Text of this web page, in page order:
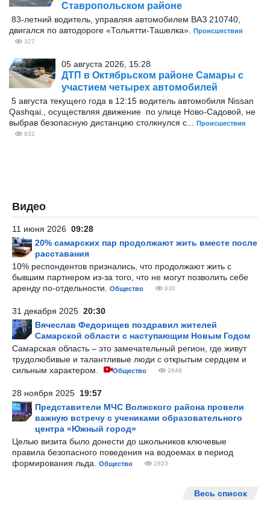
Ставропольском районе
83-летний водитель, управляя автомобилем ВАЗ 210740,
двигался по автодороге «Тольятти-Ташелка».
Происшествия
327
05 августа 2026, 15:28
ДТП в Октябрьском районе Самары с
участием четырех автомобилей
5 августа текущего года в 12:15 водитель автомобиля Nissan
Qashqai., осуществляя движение по улице Ново-Садовой, не
выбрав безопасную дистанцию столкнулся с...
Происшествия
832
Видео
11 июня 2026 09:28
20% самарских пар продолжают жить вместе после
расставания
10% респондентов признались, что продолжают жить с
бывшим партнером из-за того, что не могут позволить себе
аренду по-отдельности.
Общество 830
31 декабря 2025 20:30
Вячеслав Федорищев поздравил жителей
Самарской области с наступающим Новым Годом
Самарская область – это замечательный регион, где живут
трудолюбивые и талантливые люди с открытым сердцем и
сильным характером.
Общество 2649
28 ноября 2025 19:57
Представители МЧС Волжского района провели
важную встречу с учениками образовательного
центра «Южный город»
Целью визита было донести до школьников ключевые
правила безопасного поведения на водоемах в период
формирования льда.
Общество 2823
Весь список